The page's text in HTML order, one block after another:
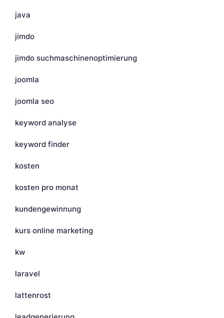
java
jimdo
jimdo suchmaschinenoptimierung
joomla
joomla seo
keyword analyse
keyword finder
kosten
kosten pro monat
kundengewinnung
kurs online marketing
kw
laravel
lattenrost